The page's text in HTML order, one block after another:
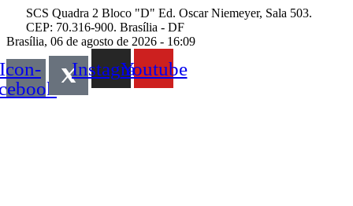
Skip
content
SCS Quadra 2 Bloco "D" Ed. Oscar Niemeyer, Sala 503.
CEP: 70.316-900. Brasília - DF
Brasília, 06 de agosto de 2026 - 16:09
Icon-
InstagramYoutube